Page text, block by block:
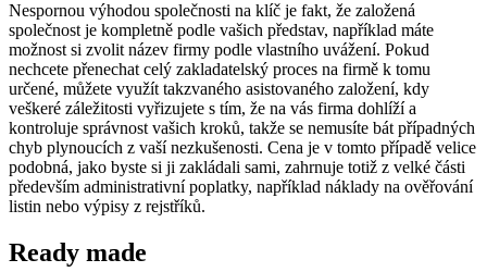
Nespornou výhodou společnosti na klíč je fakt, že založená
společnost je kompletně podle vašich představ, například máte
možnost si zvolit název firmy podle vlastního uvážení. Pokud
nechcete přenechat celý zakladatelský proces na firmě k tomu
určené, můžete využít takzvaného asistovaného založení, kdy
veškeré záležitosti vyřizujete s tím, že na vás firma dohlíží a
kontroluje správnost vašich kroků, takže se nemusíte bát případných
chyb plynoucích z vaší nezkušenosti. Cena je v tomto případě velice
podobná, jako byste si ji zakládali sami, zahrnuje totiž z velké části
především administrativní poplatky, například náklady na ověřování
listin nebo výpisy z rejstříků.
Ready made